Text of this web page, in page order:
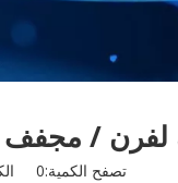
/ مجفف
تصفح الكمية:0